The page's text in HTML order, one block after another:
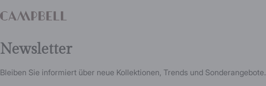
Newsletter
Bleiben Sie informiert über neue Kollektionen, Trends und Sonderangebote.